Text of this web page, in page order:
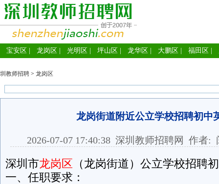
宝安区 龙岗区 光明区 坪山区 龙华区 大鹏区 福田区
圳教师招聘 > 龙岗区
龙岗街道附近公立学校招聘初中
2026-07-07 17:40:38 深圳教师招聘网 作者:
深圳市龙岗区 （龙岗街道）公立学校招聘
一、任职要求：